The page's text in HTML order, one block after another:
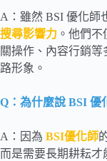
A：雖然 BSI 優化師
搜尋影響力 。他們
關操作、內容行銷
路形象。
Q：為什麼說 BSI 優
A：因為 BSI優化師
而是需要長期耕耘才